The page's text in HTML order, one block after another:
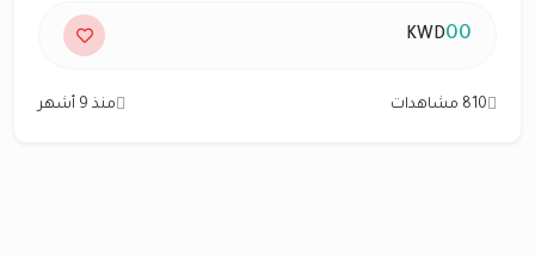
00
KWD
810 مشاهدات منذ 9 أشهر